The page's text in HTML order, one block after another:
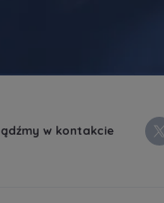
w kontakcie